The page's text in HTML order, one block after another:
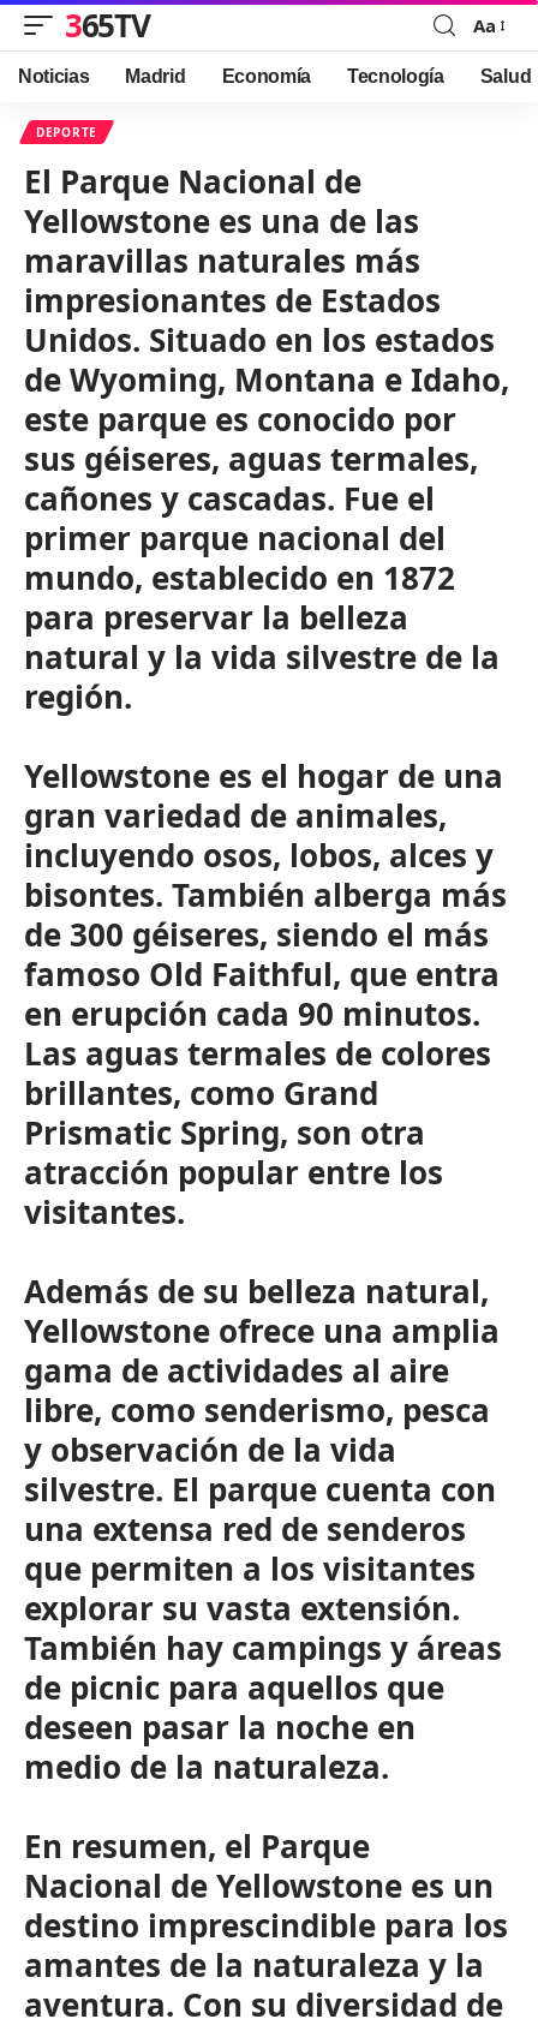
365TV
Font
Resizer
Aa
Noticias Madrid Economía Tecnología Salud
DEPORTE
El Parque Nacional de
Yellowstone es una de las
maravillas naturales más
impresionantes de Estados
Unidos. Situado en los estados
de Wyoming, Montana e Idaho,
este parque es conocido por
sus géiseres, aguas termales,
cañones y cascadas. Fue el
primer parque nacional del
mundo, establecido en 1872
para preservar la belleza
natural y la vida silvestre de la
región.
Yellowstone es el hogar de una
gran variedad de animales,
incluyendo osos, lobos, alces y
bisontes. También alberga más
de 300 géiseres, siendo el más
famoso Old Faithful, que entra
en erupción cada 90 minutos.
Las aguas termales de colores
brillantes, como Grand
Prismatic Spring, son otra
atracción popular entre los
visitantes.
Además de su belleza natural,
Yellowstone ofrece una amplia
gama de actividades al aire
libre, como senderismo, pesca
y observación de la vida
silvestre. El parque cuenta con
una extensa red de senderos
que permiten a los visitantes
explorar su vasta extensión.
También hay campings y áreas
de picnic para aquellos que
deseen pasar la noche en
medio de la naturaleza.
En resumen, el Parque
Nacional de Yellowstone es un
destino imprescindible para los
amantes de la naturaleza y la
aventura. Con su diversidad de